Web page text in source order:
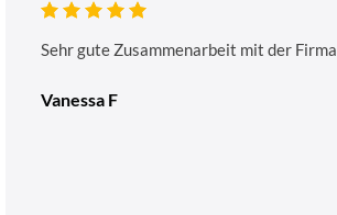
Sehr gute Zusammenarbeit mit der Firma
Vanessa F